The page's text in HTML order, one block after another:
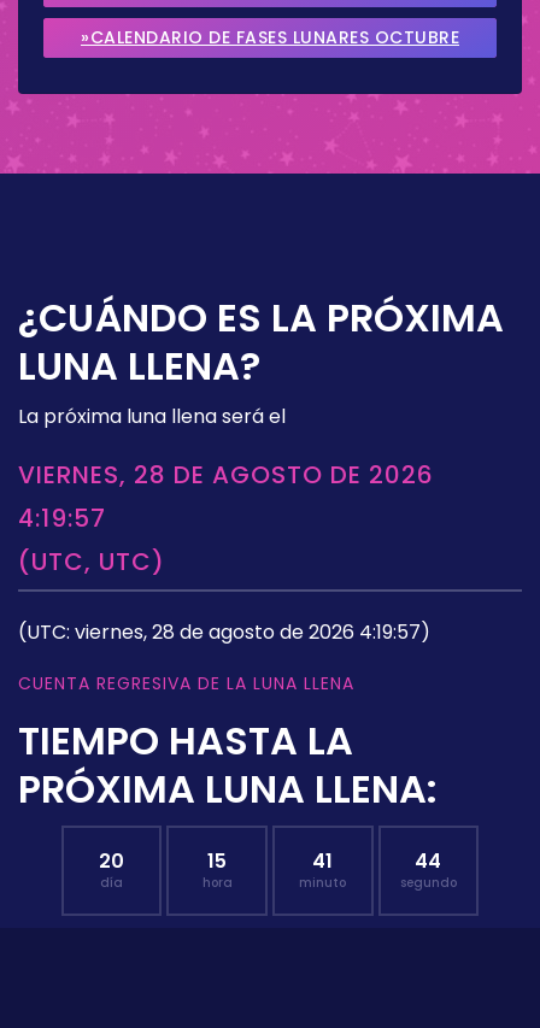
SEPTIEMBRE 2026
»CALENDARIO DE FASES LUNARES OCTUBRE
¿CUÁNDO ES LA PRÓXIMA
LUNA LLENA?
La próxima luna llena será el
VIERNES, 28 DE AGOSTO DE 2026
4:19:57
(UTC, UTC)
(UTC: viernes, 28 de agosto de 2026 4:19:57)
CUENTA REGRESIVA DE LA LUNA LLENA
TIEMPO HASTA LA
PRÓXIMA LUNA LLENA:
20
día
15
hora
41
minuto
43
segundo